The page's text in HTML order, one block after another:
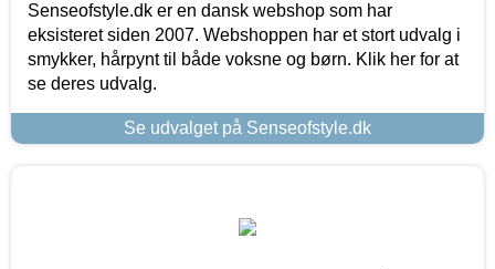
Senseofstyle.dk er en dansk webshop som har
eksisteret siden 2007. Webshoppen har et stort udvalg i
smykker, hårpynt til både voksne og børn. Klik her for at
se deres udvalg.
Se udvalget på Senseofstyle.dk